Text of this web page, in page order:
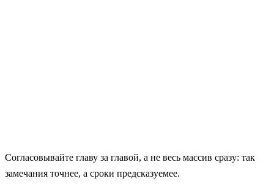
Согласовывайте главу за главой, а не весь массив сразу: так
замечания точнее, а сроки предсказуемее.